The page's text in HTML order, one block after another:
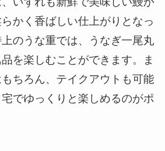
かく香ばしい仕上がりとなっ
のうな重では、うなぎ一尾丸
を楽しむことができます。ま
ちろん、テイクアウトも可能
でゆっくりと楽しめるのがポ